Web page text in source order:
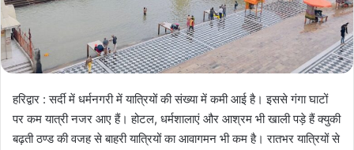
हरिद्वार : सर्दी में धर्मनगरी में यात्रियों की संख्या में कमी आई है। इससे गंगा घाटों
पर कम यात्री नजर आए हैं। होटल, धर्मशालाएं और आश्रम भी खाली पड़े हैं क्युकी
बढ़ती ठण्ड की वजह से बाहरी यात्रियों का आवागमन भी कम है। रातभर यात्रियों से